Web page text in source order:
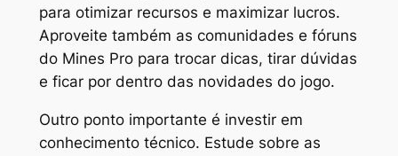
para otimizar recursos e maximizar lucros.
Aproveite também as comunidades e fóruns
do Mines Pro para trocar dicas, tirar dúvidas
e ficar por dentro das novidades do jogo.
Outro ponto importante é investir em
conhecimento técnico. Estude sobre as